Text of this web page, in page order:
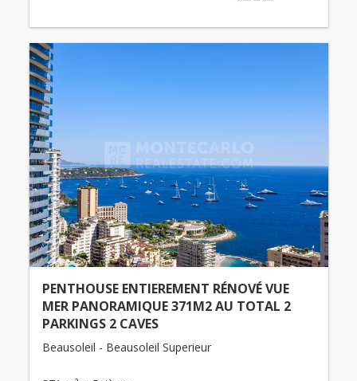
PENTHOUSE ENTIEREMENT RÉNOVÉ VUE
MER PANORAMIQUE 371M2 AU TOTAL 2
PARKINGS 2 CAVES
Beausoleil - Beausoleil Superieur